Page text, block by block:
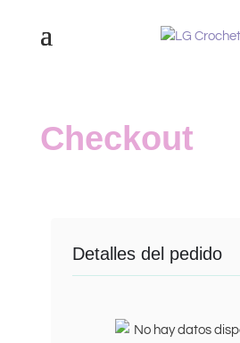
Checkout
Detalles del pedido